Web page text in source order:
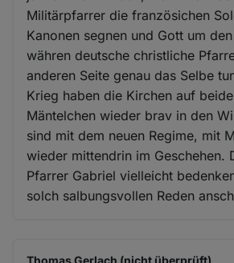
Militärpfarrer die französichen
Kanonen segnen und Gott um
währen deutsche christliche
anderen Seite genau das Selbe
Krieg haben die Kirchen auf
Mäntelchen wieder brav in den
sind mit dem neuen Regime, mit
wieder mittendrin im Geschehen.
Pfarrer Gabriel vielleicht
solch salbungsvollen Reden
Thomas Gerlach (nicht überprüft)